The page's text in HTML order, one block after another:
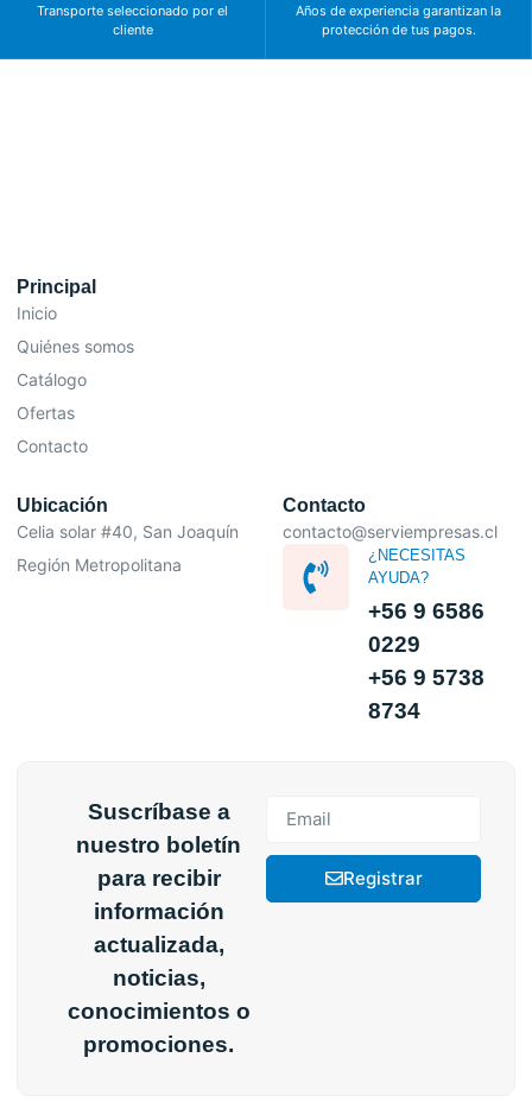
Transporte seleccionado por el
cliente
Años de experiencia garantizan la
protección de tus pagos.
Principal
Inicio
Quiénes somos
Catálogo
Ofertas
Contacto
Ubicación
Celia solar #40, San Joaquín
Región Metropolitana
Contacto
contacto@serviempresas.cl
¿NECESITAS
AYUDA?
+56 9 6586
0229
+56 9 5738
8734
Suscríbase a
nuestro boletín
para recibir
información
actualizada,
noticias,
conocimientos o
promociones.
Registrar